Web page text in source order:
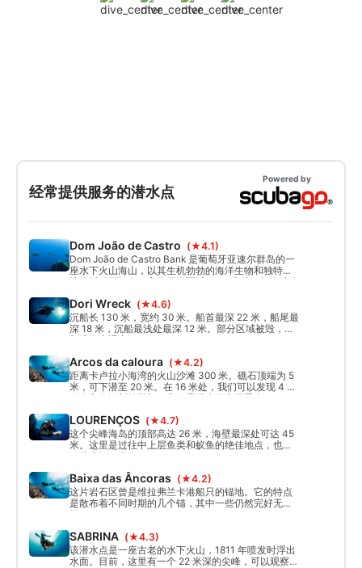
经常提供服务的潜水点
Powered by
Dom João de Castro (★4.1)
Dom João de Castro Bank 是葡萄牙亚速尔群岛的一
座水下火山海山，以其生机勃勃的海洋生物和独特的
地热活动而闻名。它位于海面以下 13 米处，拥有迷人
的理想选择。
Dori Wreck (★4.6)
沉船长 130 米，宽约 30 米。船首最深 22 米，船尾最
深 18 米，沉船最浅处最深 12 米。部分区域被毁，内
部没有穿透力。
Arcos da caloura (★4.2)
距离卡卢拉小海湾的火山沙滩 300 米。礁石顶端为 5
米，可下潜至 20 米。在 16 米处，我们可以发现 4 个
令人印象深刻的拱门，它们是潜水的主要景点。
LOURENÇOS (★4.7)
这个尖峰海岛的顶部高达 26 米，海壁最深处可达 45
米。这里是过往中上层鱼类和蚁鱼的绝佳地点，也有
一些底栖鱼类。
Baixa das Âncoras (★4.2)
这片岩石区曾是维拉弗兰卡港船只的锚地。它的特点
是散布着不同时期的几个锚，其中一些仍然完好无
损。
SABRINA (★4.3)
该潜水点是一座古老的水下火山，1811 年喷发时浮出
水面。目前，这里有一个 22 米深的尖峰，可以观察到